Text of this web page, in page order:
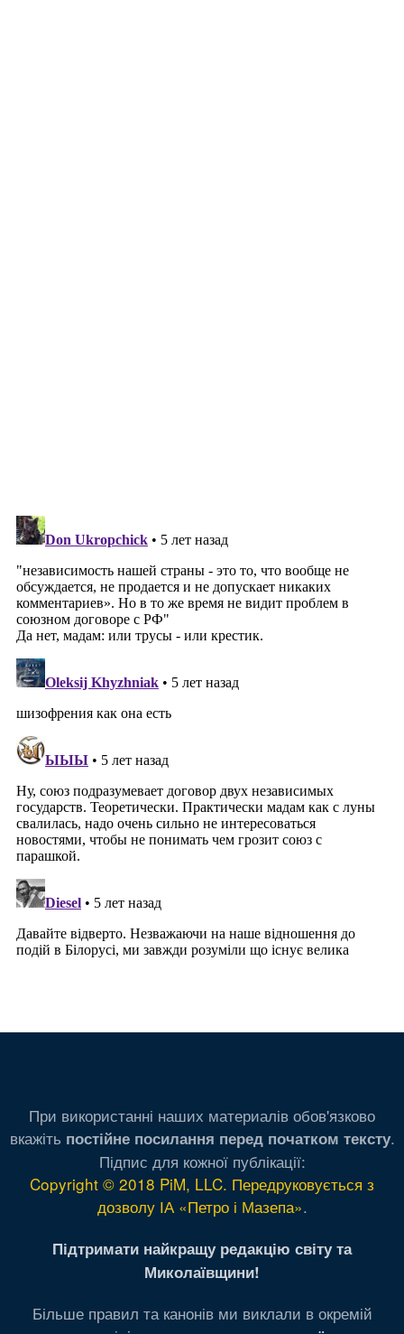
При використанні наших материалів обов'язково
вкажіть постійне посилання перед початком тексту.
Підпис для кожної публікації:
Copyright © 2018 PiM, LLC. Передруковується з
дозволу ІА «Петро і Мазепа».
Підтримати найкращу редакцію світу та
Миколаївщини!
Більше правил та канонів ми виклали в окремій